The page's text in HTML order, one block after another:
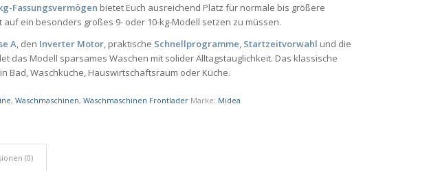
Fassungsvermögen bietet Euch ausreichend Platz für normale bis größere
ein besonders großes 9- oder 10-kg-Modell setzen zu müssen.
A, den Inverter Motor, praktische Schnellprogramme, Startzeitvorwahl und die
das Modell sparsames Waschen mit solider Alltagstauglichkeit. Das klassische
Bad, Waschküche, Hauswirtschaftsraum oder Küche.
,Waschmaschinen,Waschmaschinen Frontlader Marke: Midea
(0)